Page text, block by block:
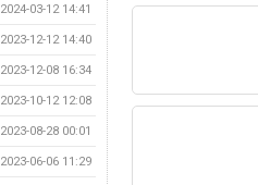
2024-03-12 14:41
2023-12-12 14:40
2023-12-08 16:34
2023-10-12 12:08
2023-08-28 00:01
2023-06-06 11:29